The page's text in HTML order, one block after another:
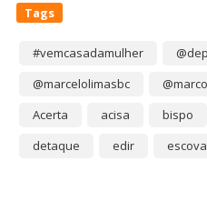
Tags
#vemcasadamulher
@marcelolimasbc
Acerta
acisa bispo
detaque
edir